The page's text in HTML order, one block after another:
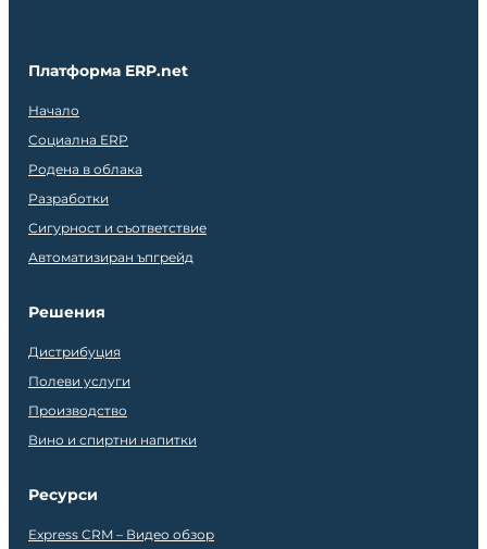
Платформа ERP.net
Начало
Социална ERP
Родена в облака
Разработки
Сигурност и съответствие
Автоматизиран ъпгрейд
Решения
Дистрибуция
Полеви услуги
Производство
Вино и спиртни напитки
Ресурси
Express CRM – Видео обзор